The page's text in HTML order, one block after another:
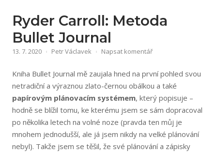
Ryder Carroll: Metoda
Bullet Journal
13. 7. 2020 Petr Václavek Napsat komentář
Kniha Bullet Journal mě zaujala hned na první pohled svou
netradiční a výraznou zlato-černou obálkou a také
papírovým plánovacím systémem, který popisuje –
hodně se blížil tomu, ke kterému jsem se sám dopracoval
po několika letech na volné noze (pravda ten můj je
mnohem jednodušší, ale já jsem nikdy na velké plánování
nebyl). Takže jsem se těšil, že své plánování a zápisky